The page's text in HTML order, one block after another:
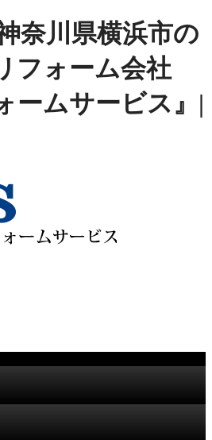
奈川県横浜市の
フォーム会社
ームサービス』|